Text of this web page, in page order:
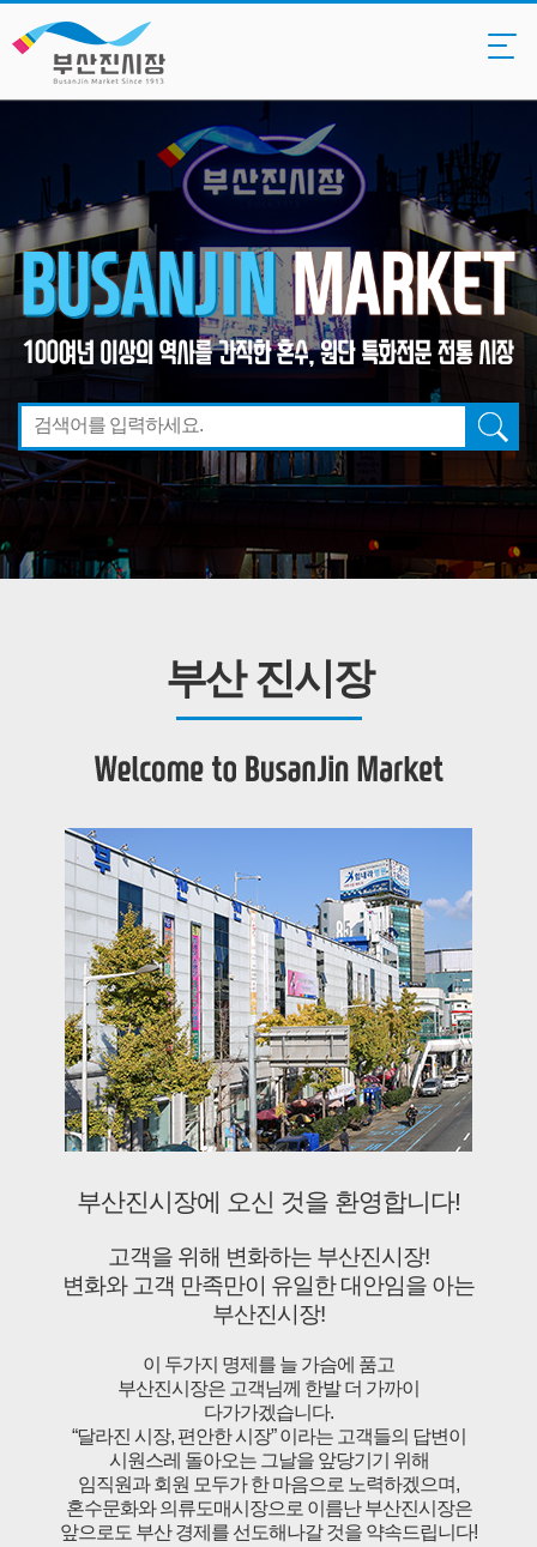
부산 진시장
부산진시장에 오신 것을 환영합니다!
고객을 위해 변화하는 부산진시장!
변화와 고객 만족만이 유일한 대안임을 아는
부산진시장!
이 두가지 명제를 늘 가슴에 품고
부산진시장은 고객님께 한발 더 가까이
다가가겠습니다.
“달라진 시장, 편안한 시장” 이라는 고객들의 답변이
시원스레 돌아오는 그날을 앞당기기 위해
임직원과 회원 모두가 한 마음으로 노력하겠으며,
혼수문화와 의류도매시장으로 이름난 부산진시장은
앞으로도 부산 경제를 선도해나갈 것을 약속드립니다!